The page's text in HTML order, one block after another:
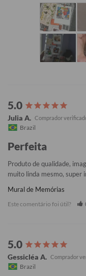
Julia A.
Brazil
Perfeita
Produto de qualidade,
muito linda mesmo, super
Mural de Memórias
Este comentário foi útil?
Gessicléa A.
Brazil